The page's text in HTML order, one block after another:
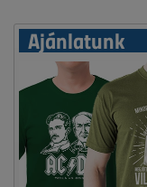
Ajánlatunk